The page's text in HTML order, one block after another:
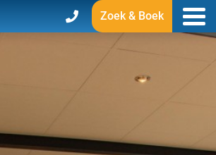
Zoek & Boek